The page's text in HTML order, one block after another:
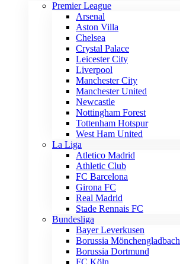
Premier League
Arsenal
Aston Villa
Chelsea
Crystal Palace
Leicester City
Liverpool
Manchester City
Manchester United
Newcastle
Nottingham Forest
Tottenham Hotspur
West Ham United
La Liga
Atletico Madrid
Athletic Club
FC Barcelona
Girona FC
Real Madrid
Stade Rennais FC
Bundesliga
Bayer Leverkusen
Borussia Mönchengladbach
Borussia Dortmund
FC Köln